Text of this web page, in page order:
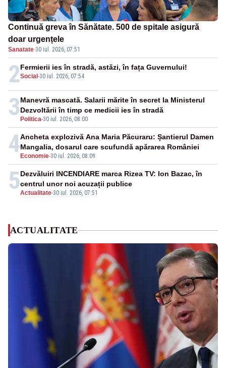
Continuă greva în Sănătate. 500 de spitale asigură
doar urgențele
Sanatate·30 iul. 2026, 07:51
2Social -30 iul. 2026, 07:54
Fermierii ies în stradă, astăzi, în fața Guvernului!
3 Politica-30 iul. 2026, 08:00
Manevră mascată. Salarii mărite în secret la Ministerul
Dezvoltării în timp ce medicii ies în stradă
4 Economie-30 iul. 2026, 08:09
Ancheta explozivă Ana Maria Păcuraru: Șantierul Damen
Mangalia, dosarul care scufundă apărarea României
5Actualitate-30 iul. 2026, 07:51
Dezvăluiri INCENDIARE marca Rizea TV: Ion Bazac, în
centrul unor noi acuzații publice
ACTUALITATE